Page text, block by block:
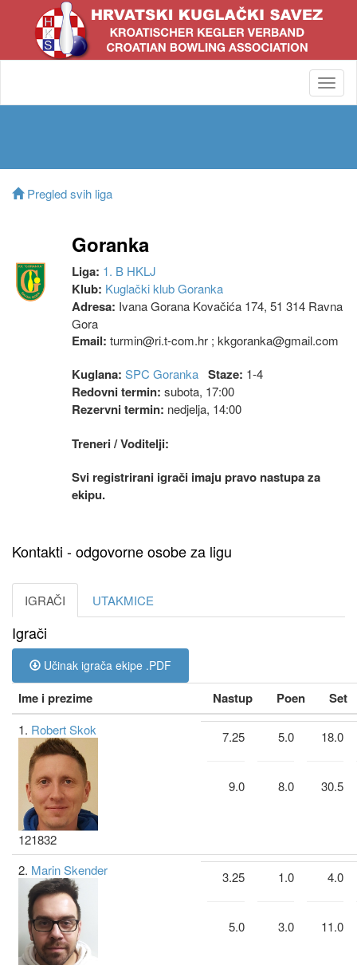
Pregled svih liga
Goranka
Liga: 1. B HKLJ
Klub: Kuglački klub Goranka
Adresa: Ivana Gorana Kovačića 174, 51 314 Ravna
Gora
Email: turmin@ri.t-com.hr ; kkgoranka@gmail.com
Kuglana: SPC Goranka Staze: 1-4
Redovni termin: subota, 17:00
Rezervni termin: nedjelja, 14:00
Treneri / Voditelji:
Svi registrirani igrači imaju pravo nastupa za
ekipu.
Kontakti - odgovorne osobe za ligu
IGRAČI UTAKMICE
Igrači
Učinak igrača ekipe .PDF
Ime i prezime Nastup Poen Set
1. Robert Skok
121832
7.25
9.0
5.0
8.0
18.0
30.5
2. Marin Skender 3.25
5.0
1.0
3.0
4.0
11.0